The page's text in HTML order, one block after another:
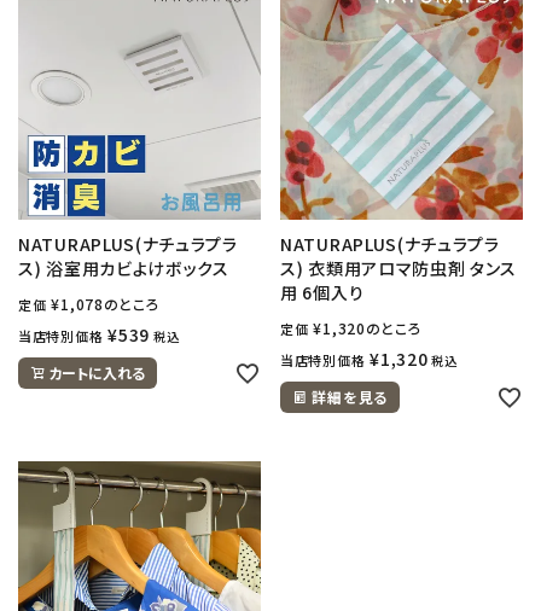
NATURAPLUS(ナチュラプラ
ス) 浴室用カビよけボックス
定価 ¥1,078のところ
当店特別価格 ¥539 税込
カートに入れる
NATURAPLUS(ナチュラプラ
ス) 衣類用アロマ防虫剤 タンス
用 6個入り
定価 ¥1,320のところ
当店特別価格 ¥1,320 税込
詳細を見る